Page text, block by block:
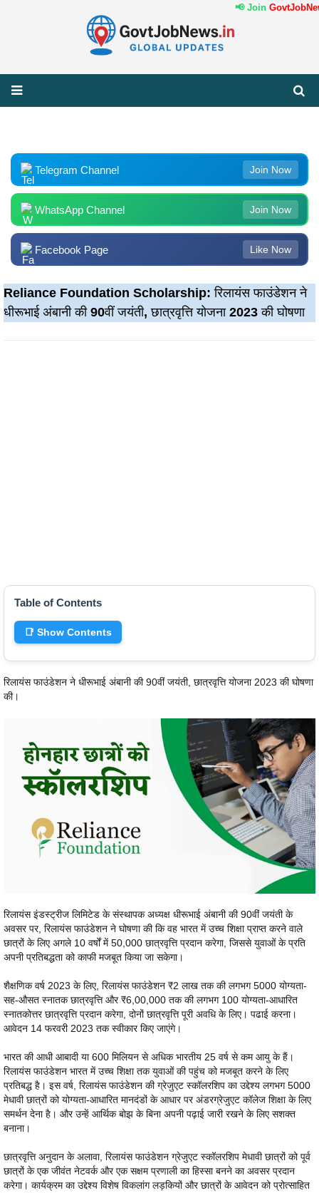
📢 Join
Telegram Channel Join Now
WhatsApp Channel Join Now
Facebook Page Like Now
Reliance Foundation Scholarship: रिलायंस फाउंडेशन ने
धीरूभाई अंबानी की 90वीं जयंती, छात्रवृत्ति योजना 2023 की घोषणा
Table of Contents
📑 Show Contents
रिलायंस फाउंडेशन ने धीरूभाई अंबानी की 90वीं जयंती, छात्रवृत्ति योजना 2023 की घोषणा
की।
रिलायंस इंडस्ट्रीज लिमिटेड के संस्थापक अध्यक्ष धीरूभाई अंबानी की 90वीं जयंती के
अवसर पर, रिलायंस फाउंडेशन ने घोषणा की कि वह भारत में उच्च शिक्षा प्राप्त करने वाले
छात्रों के लिए अगले 10 वर्षों में 50,000 छात्रवृत्ति प्रदान करेगा, जिससे युवाओं के प्रति
अपनी प्रतिबद्धता को काफी मजबूत किया जा सकेगा।
शैक्षणिक वर्ष 2023 के लिए, रिलायंस फाउंडेशन ₹2 लाख तक की लगभग 5000 योग्यता-
सह-औसत स्नातक छात्रवृत्ति और ₹6,00,000 तक की लगभग 100 योग्यता-आधारित
स्नातकोत्तर छात्रवृत्ति प्रदान करेगा, दोनों छात्रवृत्ति पूरी अवधि के लिए। पढाई करना।
आवेदन 14 फरवरी 2023 तक स्वीकार किए जाएंगे।
भारत की आधी आबादी या 600 मिलियन से अधिक भारतीय 25 वर्ष से कम आयु के हैं।
रिलायंस फाउंडेशन भारत में उच्च शिक्षा तक युवाओं की पहुंच को मजबूत करने के लिए
प्रतिबद्ध है। इस वर्ष, रिलायंस फाउंडेशन की ग्रेजुएट स्कॉलरशिप का उद्देश्य लगभग 5000
मेधावी छात्रों को योग्यता-आधारित मानदंडों के आधार पर अंडरग्रेजुएट कॉलेज शिक्षा के लिए
समर्थन देना है। और उन्हें आर्थिक बोझ के बिना अपनी पढ़ाई जारी रखने के लिए सशक्त
बनाना।
छात्रवृत्ति अनुदान के अलावा, रिलायंस फाउंडेशन ग्रेजुएट स्कॉलरशिप मेधावी छात्रों को पूर्व
छात्रों के एक जीवंत नेटवर्क और एक सक्षम प्रणाली का हिस्सा बनने का अवसर प्रदान
करेगा। कार्यक्रम का उद्देश्य विशेष विकलांग लड़कियों और छात्रों के आवेदन को प्रोत्साहित